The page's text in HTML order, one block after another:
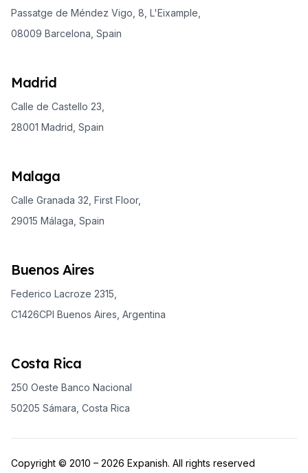
Passatge de Méndez Vigo, 8, L'Eixample,
08009 Barcelona, Spain
Madrid
Calle de Castello 23,
28001 Madrid, Spain
Malaga
Calle Granada 32, First Floor,
29015 Málaga, Spain
Buenos Aires
Federico Lacroze 2315,
C1426CPI Buenos Aires, Argentina
Costa Rica
250 Oeste Banco Nacional
50205 Sámara, Costa Rica
Copyright © 2010 – 2026 Expanish. All rights reserved